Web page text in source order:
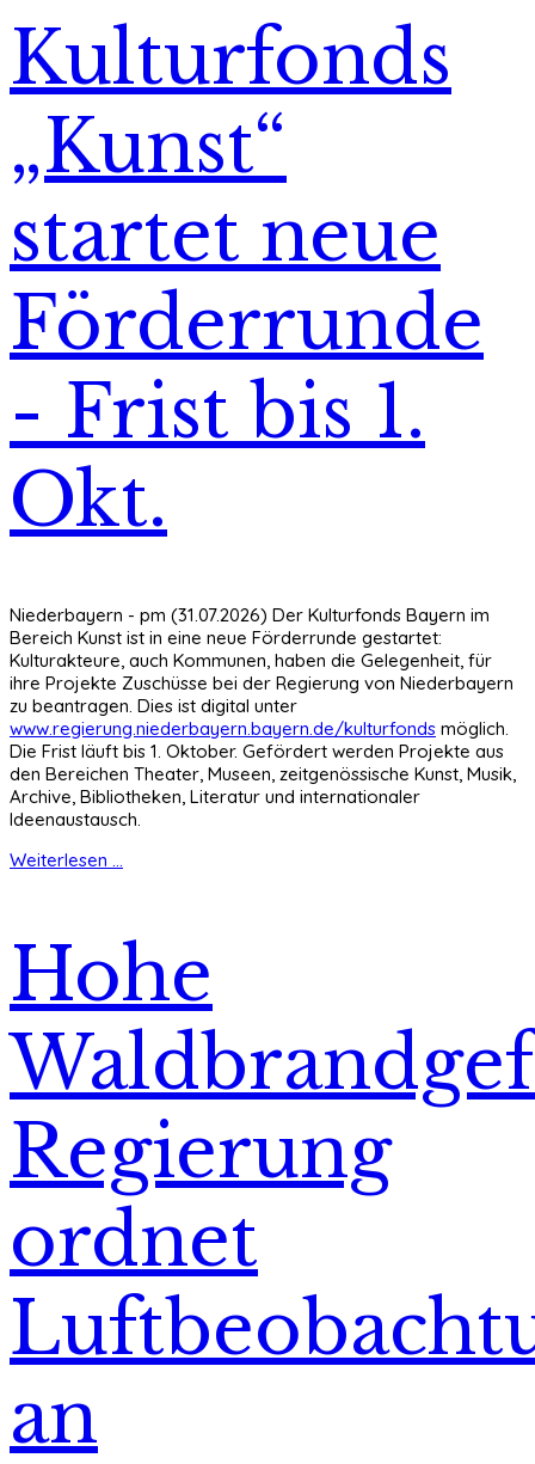
Kulturfonds
„Kunst“
startet neue
Förderrunde
- Frist bis 1.
Okt.
Niederbayern - pm (31.07.2026) Der Kulturfonds Bayern im
Bereich Kunst ist in eine neue Förderrunde gestartet:
Kulturakteure, auch Kommunen, haben die Gelegenheit, für
ihre Projekte Zuschüsse bei der Regierung von Niederbayern
zu beantragen. Dies ist digital unter
www.regierung.niederbayern.bayern.de/kulturfonds möglich.
Die Frist läuft bis 1. Oktober. Gefördert werden Projekte aus
den Bereichen Theater, Museen, zeitgenössische Kunst, Musik,
Archive, Bibliotheken, Literatur und internationaler
Ideenaustausch.
Weiterlesen ...
Hohe
Regierung
ordnet
an